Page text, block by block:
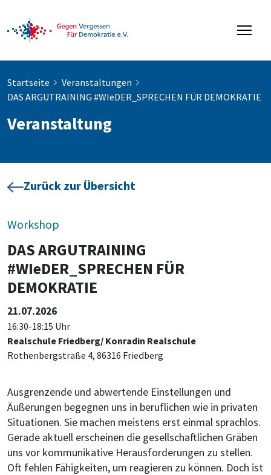
Startseite
Veranstaltungen
DAS ARGUTRAINING #WIeDER_SPRECHEN FÜR DEMOKRATIE
Veranstaltung
Zurück zur Übersicht
Workshop
DAS ARGUTRAINING
#WIeDER_SPRECHEN FÜR
DEMOKRATIE
21.07.2026
16:30-18:15 Uhr
Realschule Friedberg/ Konradin Realschule
Rothenbergstraße 4, 86316 Friedberg
Ausgrenzende und abwertende Einstellungen und
Äußerungen begegnen uns in beruflichen wie in privaten
Situationen. Sie machen meistens erst einmal sprachlos.
Gerade aktuell erscheinen die gesellschaftlichen Gräben
uns vor kommunikative Herausforderungen zu stellen.
Oft fehlen Fähigkeiten, um reagieren zu können. Doch ist